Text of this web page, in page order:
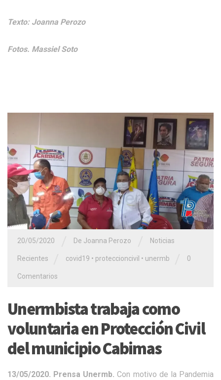
Texto: Joanna Perozo
Fotos. Massiel Soto
20/05/2020 De Joanna Perozo Noticias
Recientes covid19 • proteccioncivil • unermb 0
Comentarios
Unermbista trabaja como
voluntaria en Protección Civil
del municipio Cabimas
13/05/2020. Prensa Unermb. Con motivo de la Pandemia